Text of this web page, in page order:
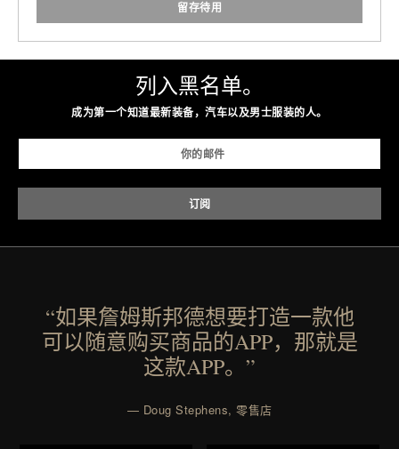
留存待用
列入黑名单。
成为第一个知道最新装备，汽车以及男士服装的人。
“如果詹姆斯邦德想要打造一款他
可以随意购买商品的APP，那就是
这款APP。”
— Doug Stephens, 零售店